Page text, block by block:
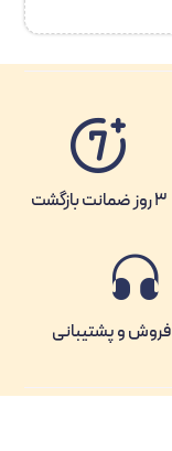
3 روز ضمانت بازگشت
و پشتیبانی